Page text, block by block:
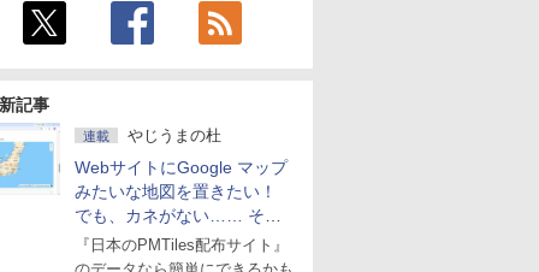
記事
連載 やじうまの杜
WebサイトにGoogle マップ
みたいな地図を置きたい！
でも、カネがない…… そん
な人に朗報！
『日本のPMTiles配布サイト』